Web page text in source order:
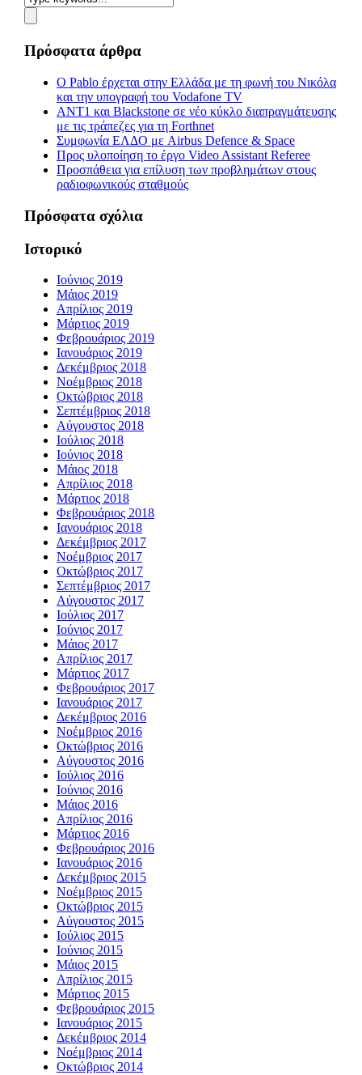
Πρόσφατα άρθρα
Ο Pablo έρχεται στην Ελλάδα με τη φωνή του Νικόλα
και την υπογραφή του Vodafone TV
ΑΝΤ1 και Blackstone σε νέο κύκλο διαπραγμάτευσης
με τις τράπεζες για τη Forthnet
Συμφωνία ΕΛΔΟ με Airbus Defence & Space
Προς υλοποίηση το έργο Video Assistant Referee
Προσπάθεια για επίλυση των προβλημάτων στους
ραδιοφωνικούς σταθμούς
Πρόσφατα σχόλια
Ιστορικό
Ιούνιος 2019
Μάιος 2019
Απρίλιος 2019
Μάρτιος 2019
Φεβρουάριος 2019
Ιανουάριος 2019
Δεκέμβριος 2018
Νοέμβριος 2018
Οκτώβριος 2018
Σεπτέμβριος 2018
Αύγουστος 2018
Ιούλιος 2018
Ιούνιος 2018
Μάιος 2018
Απρίλιος 2018
Μάρτιος 2018
Φεβρουάριος 2018
Ιανουάριος 2018
Δεκέμβριος 2017
Νοέμβριος 2017
Οκτώβριος 2017
Σεπτέμβριος 2017
Αύγουστος 2017
Ιούλιος 2017
Ιούνιος 2017
Μάιος 2017
Απρίλιος 2017
Μάρτιος 2017
Φεβρουάριος 2017
Ιανουάριος 2017
Δεκέμβριος 2016
Νοέμβριος 2016
Οκτώβριος 2016
Αύγουστος 2016
Ιούλιος 2016
Ιούνιος 2016
Μάιος 2016
Απρίλιος 2016
Μάρτιος 2016
Φεβρουάριος 2016
Ιανουάριος 2016
Δεκέμβριος 2015
Νοέμβριος 2015
Οκτώβριος 2015
Αύγουστος 2015
Ιούλιος 2015
Ιούνιος 2015
Μάιος 2015
Απρίλιος 2015
Μάρτιος 2015
Φεβρουάριος 2015
Ιανουάριος 2015
Δεκέμβριος 2014
Νοέμβριος 2014
Οκτώβριος 2014